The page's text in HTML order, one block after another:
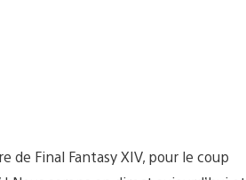
de Final Fantasy XIV, pour le coup